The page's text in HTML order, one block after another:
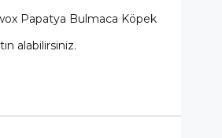
Papatya Bulmaca Köpek
alabilirsiniz.